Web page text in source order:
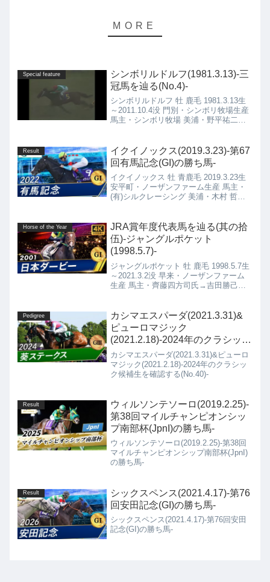
Special feature
シンボリルドルフ(1981.3.13)-三
冠馬を辿る(No.4)-
シンボリルドルフ 牡 鹿毛 1981.3.13生
～2011.10.4没 門別・シンボリ牧場生産
馬主・シンボリ牧場 美浦・野平祐二厩
Result
イクイノックス(2019.3.23)-第67
回有馬記念(GI)の勝ち馬-
イクイノックス 牡 青鹿毛 2019.3.23生
安平町・ノーザンファーム生産 馬主・
(有)シルクレーシング 美浦・木村 哲也
Horse of the Year
JRA賞年度代表馬を辿る(其の拾
伍)-ジャングルポケット
(1998.5.7)-
ジャングルポケット 牡 鹿毛 1998.5.7生
～2021.3.2没 早来・ノーザンファーム
生産 馬主・齊藤四方司氏→吉田勝己氏
Pedigree
カシマエスパーダ(2021.3.31)&
ピューロマジック
(2021.2.18)-2024年のクラシック
候補生を確認する(No.40)-
カシマエスパーダ(2021.3.31)&ピューロ
マジック(2021.2.18)-2024年のクラシッ
ク候補生を確認する(No.40)-
Result
ウィルソンテソーロ(2019.2.25)-
第38回マイルチャンピオンシッ
プ南部杯(JpnI)の勝ち馬-
ウィルソンテソーロ(2019.2.25)-第38回
マイルチャンピオンシップ南部杯(JpnI)
の勝ち馬-
Result
シックスペンス(2021.4.17)-第76
回安田記念(GI)の勝ち馬-
シックスペンス(2021.4.17)-第76回安田
記念(GI)の勝ち馬-